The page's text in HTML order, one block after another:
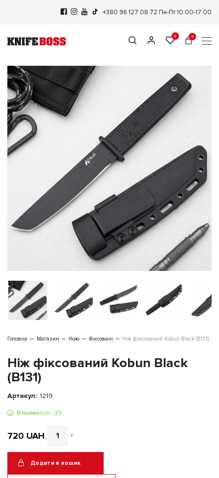
+380 96 127 08 72 Пн-Пт 10:00-17:00
0 0
Головна Магазин Ножі Фіксовані Ніж фіксований Kobun Black (B131)
Ніж фіксований Kobun Black
(B131)
Артикул: 1219
В наявності - 23
720 UAH-Ніж
фіксований
Kobun
+
Додати в кошик